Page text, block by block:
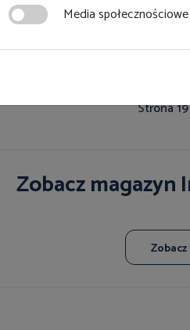
Strona
Zobacz magazyn
Zobacz
Media społecznościowe